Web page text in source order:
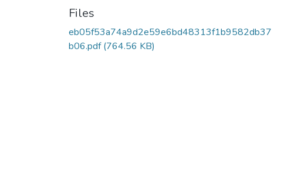
Files
eb05f53a74a9d2e59e6bd48313f1b9582db37
b06.pdf(764.56 KB)